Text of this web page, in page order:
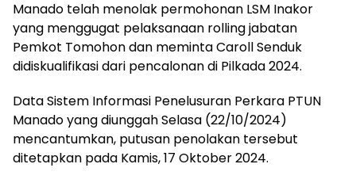
Manado telah menolak permohonan LSM Inakor
yang menggugat pelaksanaan rolling jabatan
Pemkot Tomohon dan meminta Caroll Senduk
didiskualifikasi dari pencalonan di Pilkada 2024.
Data Sistem Informasi Penelusuran Perkara PTUN
Manado yang diunggah Selasa (22/10/2024)
mencantumkan, putusan penolakan tersebut
ditetapkan pada Kamis, 17 Oktober 2024.